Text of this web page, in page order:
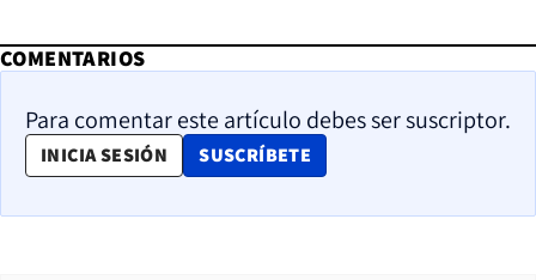
COMENTARIOS
Para comentar este artículo debes ser suscriptor.
INICIA SESIÓN SUSCRÍBETE
OPENS IN NEW WINDOW